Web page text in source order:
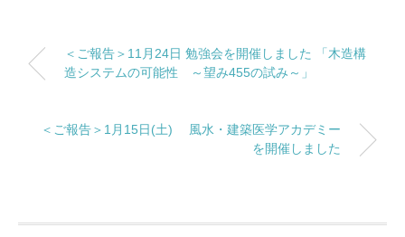
＜ご報告＞11月24日 勉強会を開催しました 「木造構
造システムの可能性 ～望み455の試み～」
＜ご報告＞1月15日(土) 風水・建築医学アカデミー
を開催しました